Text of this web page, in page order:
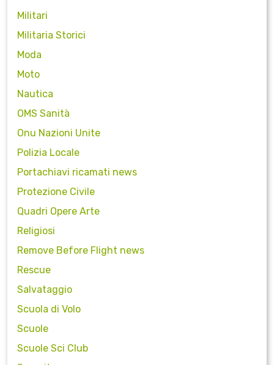
Militari
Militaria Storici
Moda
Moto
Nautica
OMS Sanità
Onu Nazioni Unite
Polizia Locale
Portachiavi ricamati news
Protezione Civile
Quadri Opere Arte
Religiosi
Remove Before Flight news
Rescue
Salvataggio
Scuola di Volo
Scuole
Scuole Sci Club